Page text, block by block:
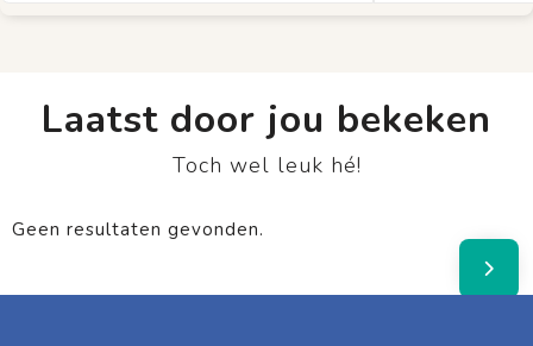
Laatst door jou bekeken
Toch wel leuk hé!
Geen resultaten gevonden.